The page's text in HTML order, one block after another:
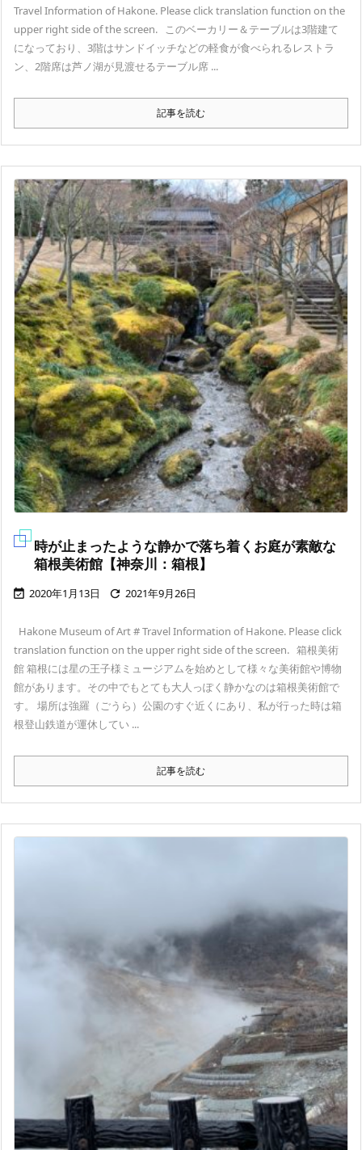
Travel Information of Hakone. Please click translation function on the
upper right side of the screen. このベーカリー＆テーブルは3階建て
になっており、3階はサンドイッチなどの軽食が食べられるレストラ
ン、2階席は芦ノ湖が見渡せるテーブル席 ...
記事を読む
時が止まったような静かで落ち着くお庭が素敵な
箱根美術館【神奈川：箱根】
 2020年1月13日  2021年9月26日
Hakone Museum of Art # Travel Information of Hakone. Please click
translation function on the upper right side of the screen. 箱根美術
館 箱根には星の王子様ミュージアムを始めとして様々な美術館や博物
館があります。その中でもとても大人っぽく静かなのは箱根美術館で
す。 場所は強羅（ごうら）公園のすぐ近くにあり、私が行った時は箱
根登山鉄道が運休してい ...
記事を読む